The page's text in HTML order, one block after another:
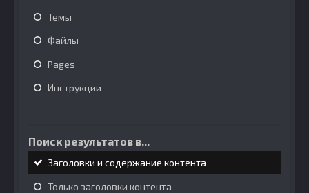
Темы
Файлы
Pages
Инструкции
Поиск результатов в...
Заголовки и содержание контента
Только заголовки контента